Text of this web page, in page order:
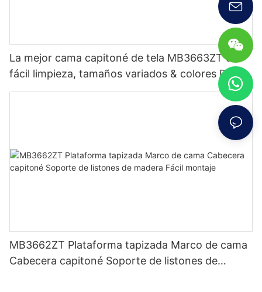
La mejor cama capitoné de tela MB3663ZT de
fácil limpieza, tamaños variados & colores Precio
de fábrica - Muebles JLH
MB3662ZT Plataforma tapizada Marco de cama
Cabecera capitoné Soporte de listones de